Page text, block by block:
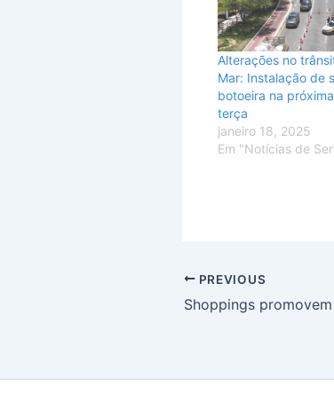
Alterações no
Mar: Instalação de
botoeira na
terça
janeiro 18, 2025
Em "Notícias de
PREVIOUS